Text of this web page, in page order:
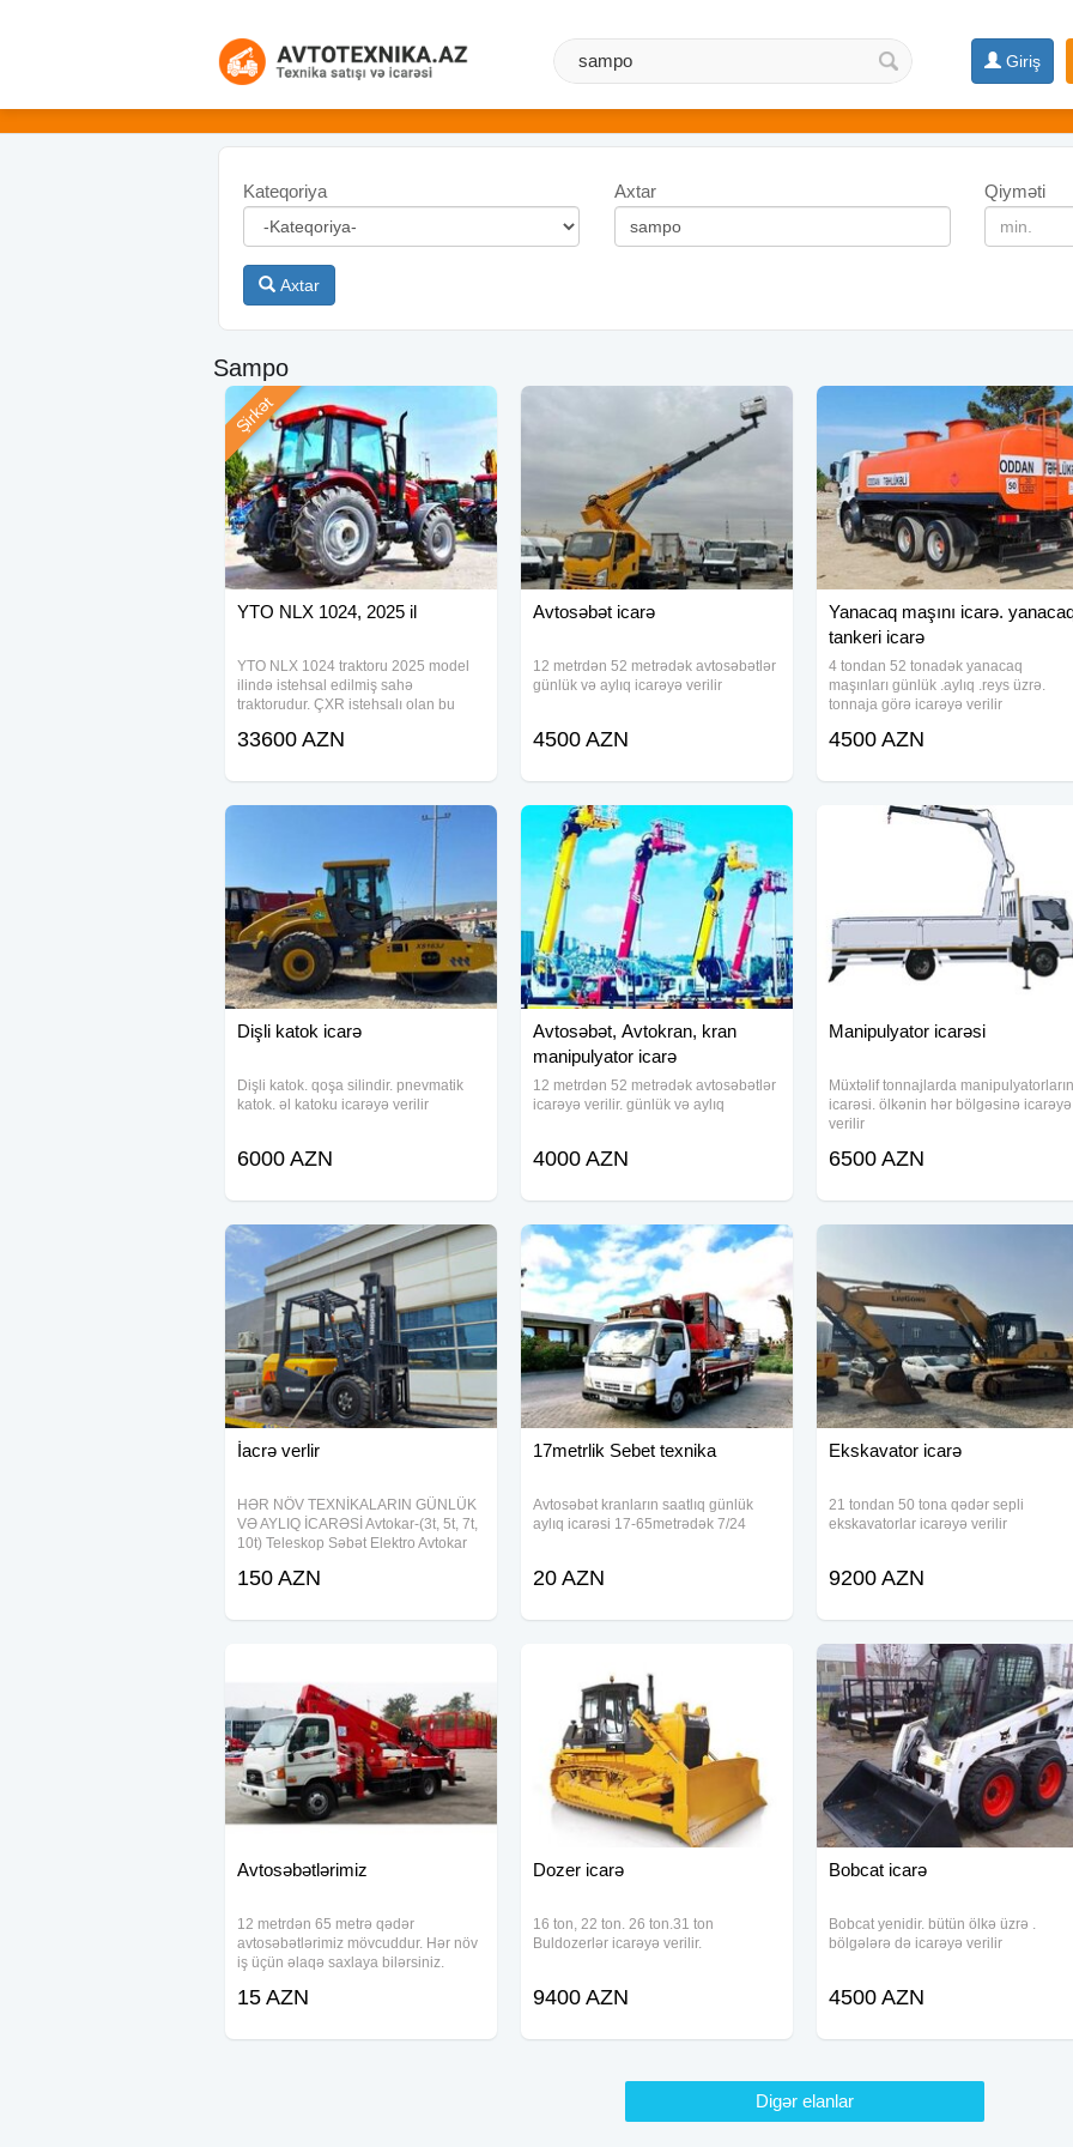
Giriş
Kateqoriya Axtar Qiyməti
Axtar
Sampo
YTO NLX 1024, 2025 il
YTO NLX 1024 traktoru 2025 model
ilində istehsal edilmiş sahə
traktorudur. ÇXR istehsalı olan bu
hazırlanmışdır və 102 at gücü
Kabinli struktur,
Şirkət
33600 AZN
Avtosəbət icarə
12 metrdən 52 metrədək avtosəbətlər
günlük və aylıq icarəyə verilir
4500 AZN
Yanacaq maşını icarə.
tankeri icarə
4 tondan 52 tonadək yanacaq
maşınları günlük .aylıq .reys üzrə.
tonnaja görə icarəyə verilir
4500 AZN
Dişli katok icarə
Dişli katok. qoşa silindir. pnevmatik
katok. əl katoku icarəyə verilir
6000 AZN
Avtosəbət, Avtokran, kran
manipulyator icarə
12 metrdən 52 metrədək avtosəbətlər
icarəyə verilir. günlük və aylıq
4000 AZN
Manipulyator icarəsi
Müxtəlif tonnajlarda manipulyatorların
icarəsi. ölkənin hər bölgəsinə icarəyə
verilir
6500 AZN
İacrə verlir
HƏR NÖV TEXNİKALARIN GÜNLÜK
VƏ AYLIQ İCARƏSİ Avtokar-(3t, 5t, 7t,
10t) Teleskop Səbət Elektro Avtokar
150 AZN
17metrlik Sebet texnika
Avtosəbət kranların saatlıq günlük
aylıq icarəsi 17-65metrədək 7/24
20 AZN
Ekskavator icarə
21 tondan 50 tona qədər sepli
ekskavatorlar icarəyə verilir
9200 AZN
Avtosəbətlərimiz
12 metrdən 65 metrə qədər
avtosəbətlərimiz mövcuddur. Hər növ
iş üçün əlaqə saxlaya bilərsiniz.
15 AZN
Dozer icarə
16 ton, 22 ton. 26 ton.31 ton
Buldozerlər icarəyə verilir.
9400 AZN
Bobcat icarə
Bobcat yenidir. bütün ölkə üzrə .
bölgələrə də icarəyə verilir
4500 AZN
Digər elanlar